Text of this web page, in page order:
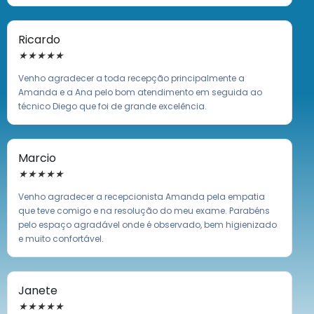
Ricardo
★★★★★
Venho agradecer a toda recepção principalmente a
Amanda e a Ana pelo bom atendimento em seguida ao
técnico Diego que foi de grande excelência.
Marcio
★★★★★
Venho agradecer a recepcionista Amanda pela empatia
que teve comigo e na resolução do meu exame. Parabéns
pelo espaço agradável onde é observado, bem higienizado
e muito confortável.
Janete
★★★★★